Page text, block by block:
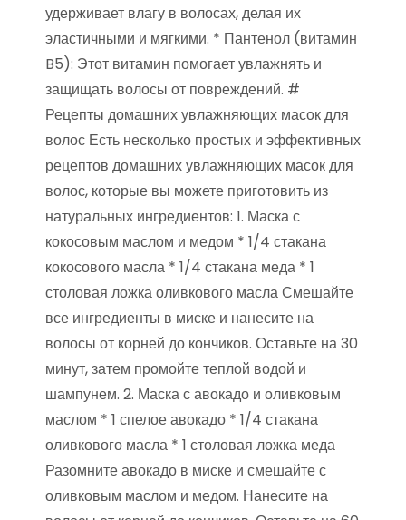
удерживает влагу в волосах, делая их
эластичными и мягкими. * Пантенол (витамин
B5): Этот витамин помогает увлажнять и
защищать волосы от повреждений. #
Рецепты домашних увлажняющих масок для
волос Есть несколько простых и эффективных
рецептов домашних увлажняющих масок для
волос, которые вы можете приготовить из
натуральных ингредиентов: 1. Маска с
кокосовым маслом и медом * 1/4 стакана
кокосового масла * 1/4 стакана меда * 1
столовая ложка оливкового масла Смешайте
все ингредиенты в миске и нанесите на
волосы от корней до кончиков. Оставьте на 30
минут, затем промойте теплой водой и
шампунем. 2. Маска с авокадо и оливковым
маслом * 1 спелое авокадо * 1/4 стакана
оливкового масла * 1 столовая ложка меда
Разомните авокадо в миске и смешайте с
оливковым маслом и медом. Нанесите на